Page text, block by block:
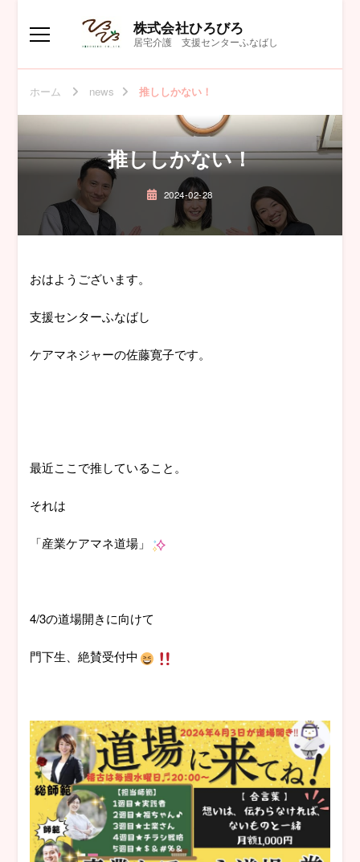
株式会社ひろびろ
居宅介護 支援センターふなばし
ホーム news 推ししかない！
推ししかない！
2024-02-28
おはようございます。
支援センターふなばし
ケアマネジャーの佐藤寛子です。
最近ここで推していること。
それは
「産業ケアマネ道場」
4/3の道場開きに向けて
門下生、絶賛受付中